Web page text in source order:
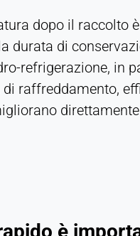
dopo il raccolto
durata di
refrigerazione, in
raffreddamento,